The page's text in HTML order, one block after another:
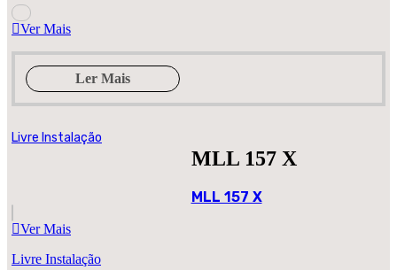
Ver Mais
Ler Mais
Livre Instalação
MLL 157 X
MLL 157 X
Ver Mais
Livre Instalação